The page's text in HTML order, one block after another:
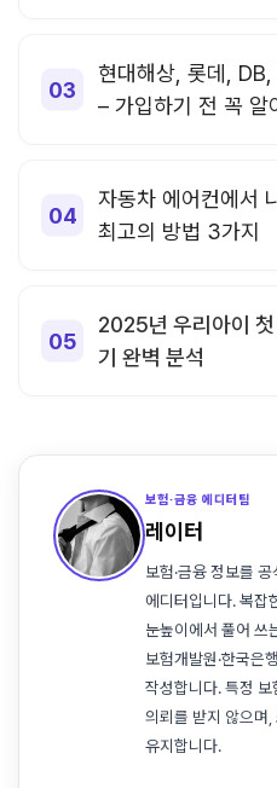
현대해상, 롯데,
– 가입하기 전 꼭 알
자동차 에어컨에서
최고의 방법 3가지
2025년 우리아이
기 완벽 분석
보험·금융 에디터팀
레이터
보험·금융 정보를
에디터입니다. 복잡
눈높이에서 풀어 쓰
보험개발원·한국은
작성합니다. 특정 보
의뢰를 받지 않으며
유지합니다.